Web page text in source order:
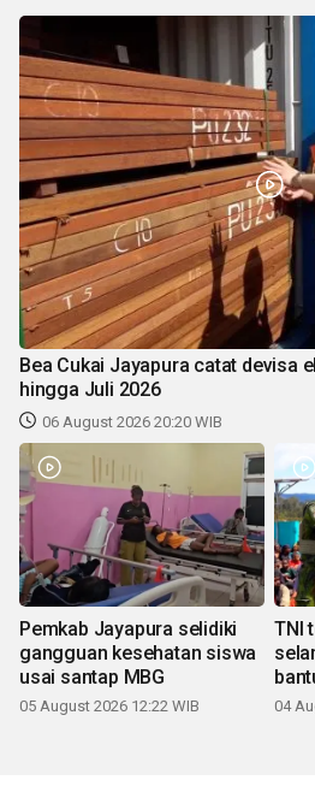
Bea Cukai Jayapura catat devisa
hingga Juli 2026
06 August 2026 20:20 WIB
Pemkab Jayapura selidiki
gangguan kesehatan siswa
usai santap MBG
05 August 2026 12:22 WIB
TNI
04